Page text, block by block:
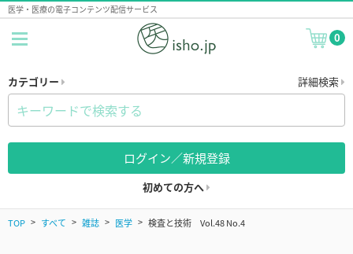
医学・医療の電子コンテンツ配信サービス
0
カテゴリー 詳細検索
ログイン／新規登録
初めての方へ
TOP すべて 雑誌 医学 検査と技術 Vol.48 No.4